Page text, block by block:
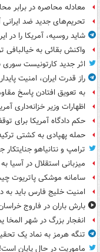
معادله محاصره در برابر
تحریم‌های جدید ضد ایرانی
شاید روسیه، آمریکا را در
واکنش بقائی به خیالبافی
اثر جدید کارتونیست سوری
راز قدرت ایران، امنیت
به تعویق افتادن پاسخ
اظهارات وزیر خزانه‌داری
حکم دادگاه آمریکا
حمله پهپادی به کشتی
ترامپ و نتانیاهو
میزبانی استقلال در آسیا
سامانه موشکی پاتریوت
امنیت خلیج فارس باید
بارش باران در فاروج
انفجار بزرگ در شهر المخا
تنگه هرمز به نماد یک
ماموریت در حال پایان است!